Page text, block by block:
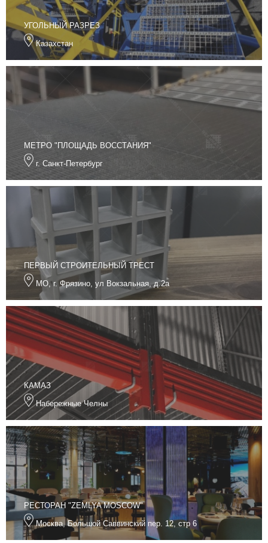
УГОЛЬНЫЙ РАЗРЕЗ
Казахстан
МЕТРО "ПЛОЩАДЬ ВОССТАНИЯ"
г. Санкт-Петербург
ПЕРВЫЙ СТРОИТЕЛЬНЫЙ ТРЕСТ
МО, г. Фрязино, ул Вокзальная, д.2а
КАМАЗ
Набережные Челны
РЕСТОРАН "ZEMLYA MOSCOW"
Москва, Большой Саввинский пер. 12, стр 6